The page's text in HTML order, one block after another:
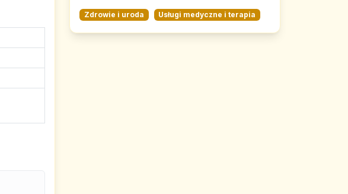
Zdrowie i uroda Usługi medyczne i terapia